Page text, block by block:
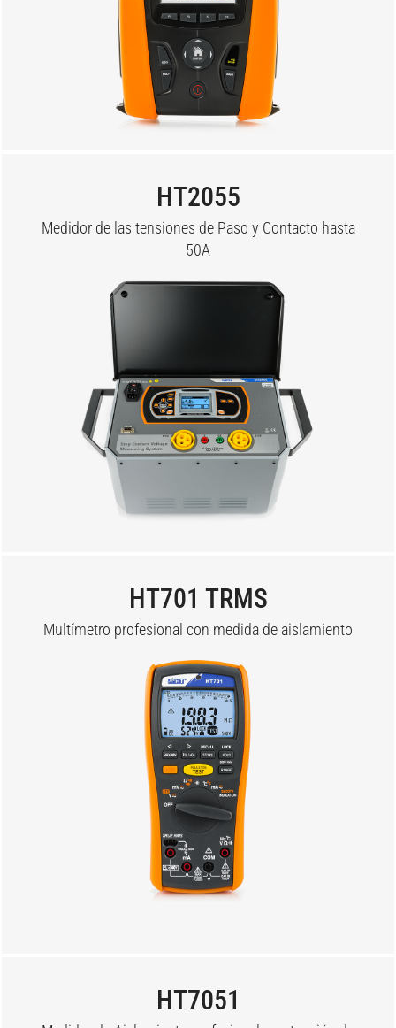
HT2055
Medidor de las tensiones de Paso y Contacto hasta
50A
HT701 TRMS
Multímetro profesional con medida de aislamiento
HT7051